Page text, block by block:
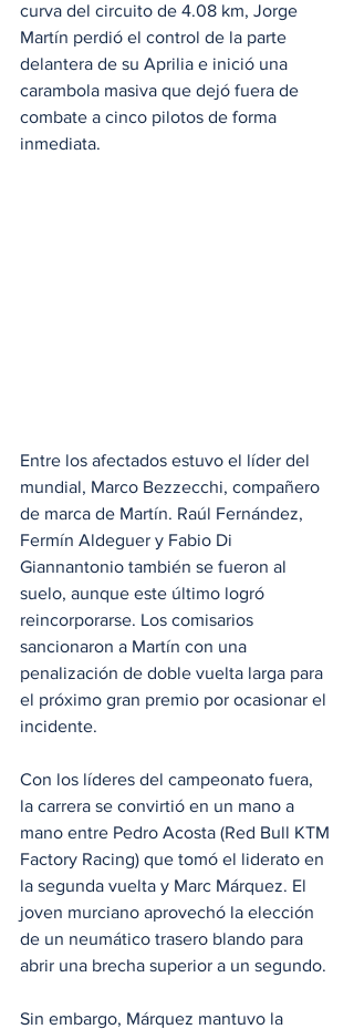
curva del circuito de 4.08 km, Jorge
Martín perdió el control de la parte
delantera de su Aprilia e inició una
carambola masiva que dejó fuera de
combate a cinco pilotos de forma
inmediata.
Entre los afectados estuvo el líder del
mundial, Marco Bezzecchi, compañero
de marca de Martín. Raúl Fernández,
Fermín Aldeguer y Fabio Di
Giannantonio también se fueron al
suelo, aunque este último logró
reincorporarse. Los comisarios
sancionaron a Martín con una
penalización de doble vuelta larga para
el próximo gran premio por ocasionar el
incidente.
Con los líderes del campeonato fuera,
la carrera se convirtió en un mano a
mano entre Pedro Acosta (Red Bull KTM
Factory Racing) que tomó el liderato en
la segunda vuelta y Marc Márquez. El
joven murciano aprovechó la elección
de un neumático trasero blando para
abrir una brecha superior a un segundo.
Sin embargo, Márquez mantuvo la